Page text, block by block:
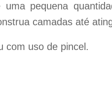
pequena
camadas até
com uso de pincel.